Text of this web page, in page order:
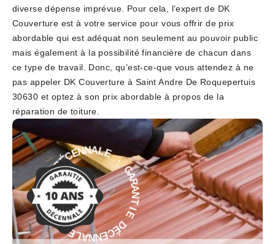
diverse dépense imprévue. Pour cela, l’expert de DK
Couverture est à votre service pour vous offrir de prix
abordable qui est adéquat non seulement au pouvoir public
mais également à la possibilité financière de chacun dans
ce type de travail. Donc, qu’est-ce-que vous attendez à ne
pas appeler DK Couverture à Saint Andre De Roquepertuis
30630 et optez à son prix abordable à propos de la
réparation de toiture.
G
A
R
A
N
T
I
E
D
É
C
E
NNALE - GAR
A
N
T
I
E
D
É
C
E
N
N
A
L
E
-